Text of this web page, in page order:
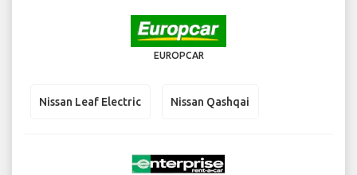
EUROPCAR
Nissan Leaf Electric Nissan Qashqai